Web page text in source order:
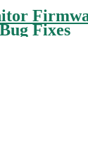
Fixes